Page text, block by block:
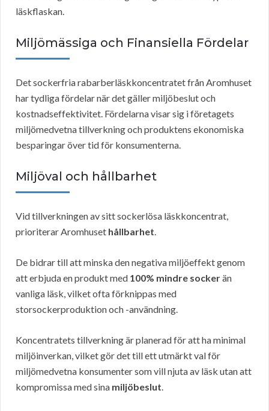
läskflaskan.
Miljömässiga och Finansiella Fördelar
Det sockerfria rabarberläskkoncentratet från Aromhuset
har tydliga fördelar när det gäller miljöbeslut och
kostnadseffektivitet. Fördelarna visar sig i företagets
miljömedvetna tillverkning och produktens ekonomiska
besparingar över tid för konsumenterna.
Miljöval och hållbarhet
Vid tillverkningen av sitt sockerlösa läskkoncentrat,
prioriterar Aromhuset hållbarhet.
De bidrar till att minska den negativa miljöeffekt genom
att erbjuda en produkt med 100% mindre sockerän
vanliga läsk, vilket ofta förknippas med
storsockerproduktion och -användning.
Koncentratets tillverkning är planerad för att ha minimal
miljöinverkan, vilket gör det till ett utmärkt val för
miljömedvetna konsumenter som vill njuta av läsk utan att
kompromissa med sina miljöbeslut.